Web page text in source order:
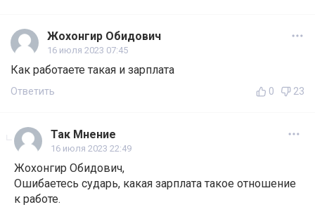
Жохонгир Обидович
16 июля 2023 07:45
Как работаете такая и зарплата
Ответить 0 23
Так Мнение
16 июля 2023 22:49
Жохонгир Обидович,
Ошибаетесь сударь, какая зарплата такое отношение
к работе.